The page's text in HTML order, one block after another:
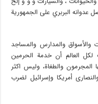
عدوانه البربري على الجمهورية
والأسواق والمدارس والمساجد
لكل العالم أن خدمة الحرمين
والطغاة، وليس اكثر
أمريكا وإسرائيل لضرب